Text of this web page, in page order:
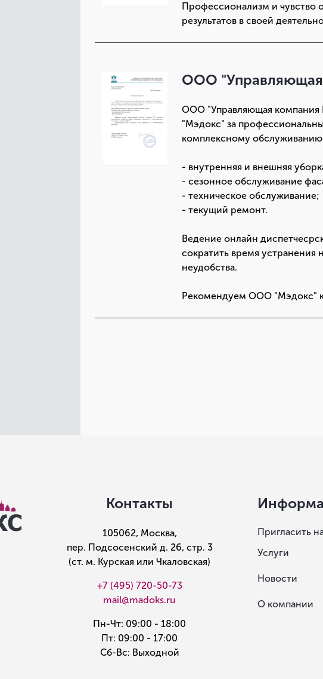
Профессионализм и чувство
результатов в своей
ООО
ООО "Управляющая
"Мэдокс" за
комплексному обслуживанию
- внутренняя и внешняя
- сезонное обслуживание
- техническое обслуживание;
- текущий ремонт.
Ведение онлайн
сократить время устранения
неудобства.
Рекомендуем ООО "Мэдокс"
Контакты
105062, Москва,
пер. Подсосенский д. 26, стр. 3
(ст. м. Курская или Чкаловская)
+7 (495) 720-50-73
mail@madoks.ru
Пн-Чт: 09:00 - 18:00
Пт: 09:00 - 17:00
Сб-Вс: Выходной
Пригласить
Услуги
Новости
О компании